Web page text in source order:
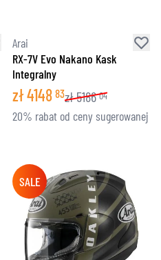
Arai
RX-7V Evo Nakano Kask
Integralny
zł4148 83zł5186 04
20% rabat od ceny sugerowanej
SALE